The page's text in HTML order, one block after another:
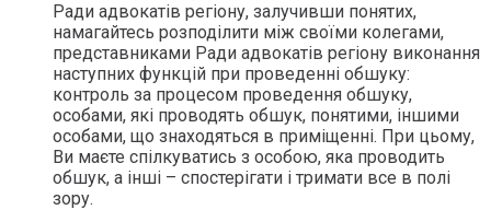
Ради адвокатів регіону, залучивши понятих,
намагайтесь розподілити між своїми колегами,
представниками Ради адвокатів регіону виконання
наступних функцій при проведенні обшуку:
контроль за процесом проведення обшуку,
особами, які проводять обшук, понятими, іншими
особами, що знаходяться в приміщенні. При цьому,
Ви маєте спілкуватись з особою, яка проводить
обшук, а інші – спостерігати і тримати все в полі
зору.